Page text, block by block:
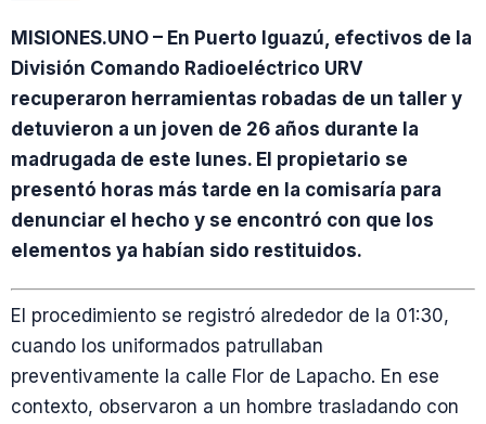
MISIONES.UNO – En Puerto Iguazú, efectivos de la
División Comando Radioeléctrico URV
recuperaron herramientas robadas de un taller y
detuvieron a un joven de 26 años durante la
madrugada de este lunes. El propietario se
presentó horas más tarde en la comisaría para
denunciar el hecho y se encontró con que los
elementos ya habían sido restituidos.
El procedimiento se registró alrededor de la 01:30,
cuando los uniformados patrullaban
preventivamente la calle Flor de Lapacho. En ese
contexto, observaron a un hombre trasladando con